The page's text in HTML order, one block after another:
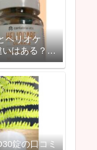
ヘリオケ
はある？成
焼け止め】
錠の口コミ